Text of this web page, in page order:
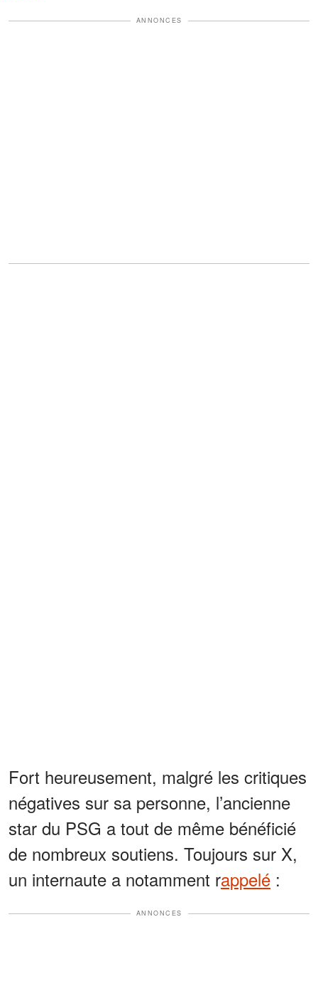
ANNONCES
Fort heureusement, malgré les critiques
négatives sur sa personne, l’ancienne
star du PSG a tout de même bénéficié
de nombreux soutiens. Toujours sur X,
un internaute a notamment rappelé :
ANNONCES